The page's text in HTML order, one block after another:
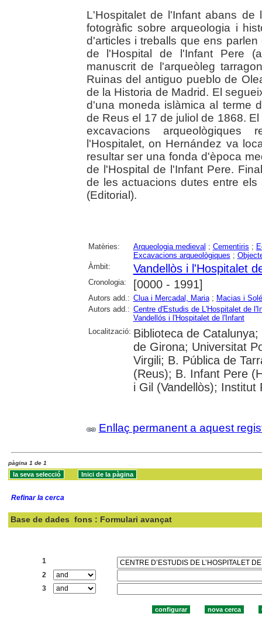
L'Hospitalet de l'Infant abans de
fotogràfic sobre arqueologia i
d'articles i treballs que ens
de l'Hospital de l'Infant Pere
manuscrit de l'arqueòleg
Ruinas del antiguo pueblo de
de la Historia de Madrid. El
d'una moneda islàmica al terme
de Reus el 17 de juliol de 1868.
excavacions
l'Hospitalet, on Hernández va
resultar ser una fonda d'època
de l'Hospital de l'Infant Pere.
de les actuacions dutes entre
(Editorial).
Matèries: Arqueologia medieval ; Cementiris ;
Excavacions arqueològiques ;
Àmbit:
Vandellòs i l'Hospitalet
Cronologia: [0000 - 1991]
Autors add.: Clua i Mercadal, Maria; Macias i
Autors add.: Centre d'Estudis de L'Hospitalet de
Vandellós i l'Hospitalet de l'Infant
Localització: Biblioteca de
de Girona; Universitat
Virgili; B. Pública de
(Reus); B. Infant Pere
i Gil (Vandellòs); Institut
Enllaç permanent a aquest
pàgina 1 de 1
Refinar la cerca
Base de dades fons : Formulari avançat
1
2
3